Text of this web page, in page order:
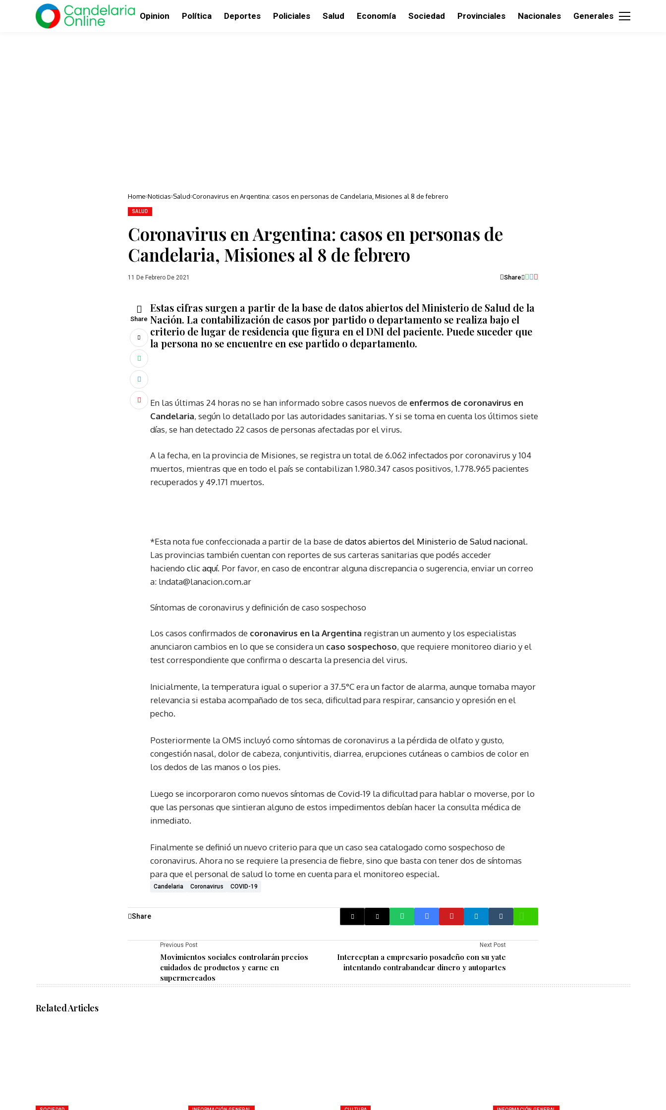
Opinion Política Deportes Policiales Salud Economía Sociedad Provinciales Nacionales Generales
Home Noticias Salud Coronavirus en Argentina: casos en personas de Candelaria, Misiones al 8 de febrero
SALUD
Coronavirus en Argentina: casos en personas de
Candelaria, Misiones al 8 de febrero
11 De Febrero De 2021 Share
Share
Estas cifras surgen a partir de la base de datos abiertos del Ministerio de Salud de la
Nación. La contabilización de casos por partido o departamento se realiza bajo el
criterio de lugar de residencia que figura en el DNI del paciente. Puede suceder que
la persona no se encuentre en ese partido o departamento.
En las últimas 24 horas no se han informado sobre casos nuevos de enfermos de coronavirus en
Candelaria, según lo detallado por las autoridades sanitarias. Y si se toma en cuenta los últimos siete
días, se han detectado 22 casos de personas afectadas por el virus.
A la fecha, en la provincia de Misiones, se registra un total de 6.062 infectados por coronavirus y 104
muertos, mientras que en todo el país se contabilizan 1.980.347 casos positivos, 1.778.965 pacientes
recuperados y 49.171 muertos.
*Esta nota fue confeccionada a partir de la base de datos abiertos del Ministerio de Salud nacional.
Las provincias también cuentan con reportes de sus carteras sanitarias que podés acceder
haciendo clic aquí. Por favor, en caso de encontrar alguna discrepancia o sugerencia, enviar un correo
a: lndata@lanacion.com.ar
Síntomas de coronavirus y definición de caso sospechoso
Los casos confirmados de coronavirus en la Argentina registran un aumento y los especialistas
anunciaron cambios en lo que se considera un caso sospechoso, que requiere monitoreo diario y el
test correspondiente que confirma o descarta la presencia del virus.
Inicialmente, la temperatura igual o superior a 37.5°C era un factor de alarma, aunque tomaba mayor
relevancia si estaba acompañado de tos seca, dificultad para respirar, cansancio y opresión en el
pecho.
Posteriormente la OMS incluyó como síntomas de coronavirus a la pérdida de olfato y gusto,
congestión nasal, dolor de cabeza, conjuntivitis, diarrea, erupciones cutáneas o cambios de color en
los dedos de las manos o los pies.
Luego se incorporaron como nuevos síntomas de Covid-19 la dificultad para hablar o moverse, por lo
que las personas que sintieran alguno de estos impedimentos debían hacer la consulta médica de
inmediato.
Finalmente se definió un nuevo criterio para que un caso sea catalogado como sospechoso de
coronavirus. Ahora no se requiere la presencia de fiebre, sino que basta con tener dos de síntomas
para que el personal de salud lo tome en cuenta para el monitoreo especial.
Candelaria Coronavirus COVID-19
Share
Previous Post
Movimientos sociales controlarán precios
cuidados de productos y carne en
supermercados
Next Post
Interceptan a empresario posadeño con su yate
intentando contrabandear dinero y autopartes
Related Articles